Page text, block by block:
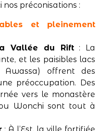
nos préconisations :
et pleinement
Vallée du Rift: La
et les paisibles lacs
Awassa) offrent des
préoccupation. Des
vers le monastère
Wonchi sont tout à